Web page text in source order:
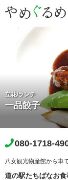
立花/ランチ
一品餃子
080-1718-
八女観光物産館から車
道の駅たちばなお